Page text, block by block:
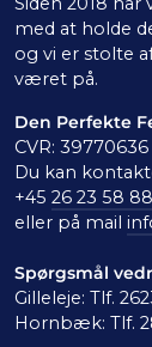
med at holde
og vi er stolte
været på.
Den Perfekte
CVR: 39770636
Du kan
+45 26 23 58 88
eller på mail
Spørgsmål
Gilleleje: Tlf.
Hornbæk: Tlf.